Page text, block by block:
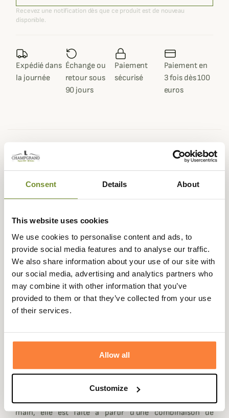
Consent Details About
This website uses cookies
We use cookies to personalise content and ads, to
provide social media features and to analyse our traffic.
We also share information about your use of our site with
our social media, advertising and analytics partners who
may combine it with other information that you’ve
provided to them or that they’ve collected from your use
of their services.
Allow all
Customize
Recevez une notification dès que ce produit est de nouveau
disponible.
Expédié dans
la journée
Échange ou
retour sous
90 jours
Paiement
sécurisé
Paiement en
3 fois dès 100
euros
Beschrijving
dans les bottes et chaussures à destination des marins, à
plus de 80 ans de maîtrise dans la fabrication en cuir
marins lui a permis de proposer des bottes et chaussures
pour un usage campagne alliant confort du cuir et
étanchéité. Dans sa gamme de chaussure de villes pour
hommes, Dubarry vous propose les boots Kerry.
Les Kerry, comme le reste de la gamme Dubarry, allie
l'élégance du cuir à l'étanchéité du Gore-Tex. La finition
du cuir est d'une grande qualité, c'est un cuir respirant
DryFast-DrySoft.
La semelle intérieure des Kerry est réalisée en trois
protégera les pieds du froid et d'une semelle
amortissante entre la doublure et la semelle extérieure
offrant davantage de confort sous le pied.
Pour davantage de solidité la semelle des Kerry est cousu
main, elle est faite à partir d'une combinaison de